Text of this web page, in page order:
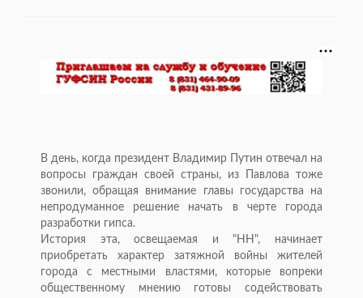
В день, когда президент Владимир Путин отвечал на
вопросы граждан своей страны, из Павлова тоже
звонили, обращая внимание главы государства на
непродуманное решение начать в черте города
разработки гипса.
История эта, освещаемая и "НН", начинает
приобретать характер затяжной войны жителей
города с местными властями, которые вопреки
общественному мнению готовы содействовать